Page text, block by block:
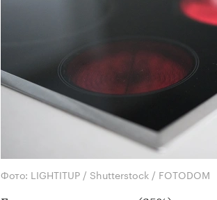
Фото: LIGHTITUP / Shutterstock / FOTODOM